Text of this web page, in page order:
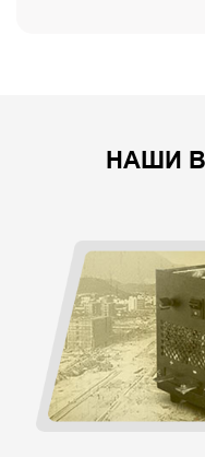
НАШИ